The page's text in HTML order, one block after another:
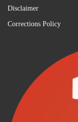
Disclaimer
Corrections Policy